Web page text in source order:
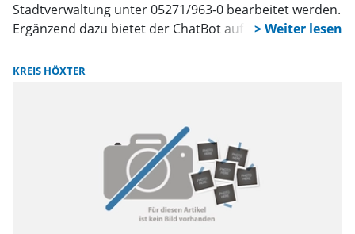
Stadtverwaltung unter 05271/963-0 bearbeitet werden.
Ergänzend dazu bietet der ChatBot auf der
Möglichkeit, Fragen digital einzugeben und schnell
KREIS HÖXTER